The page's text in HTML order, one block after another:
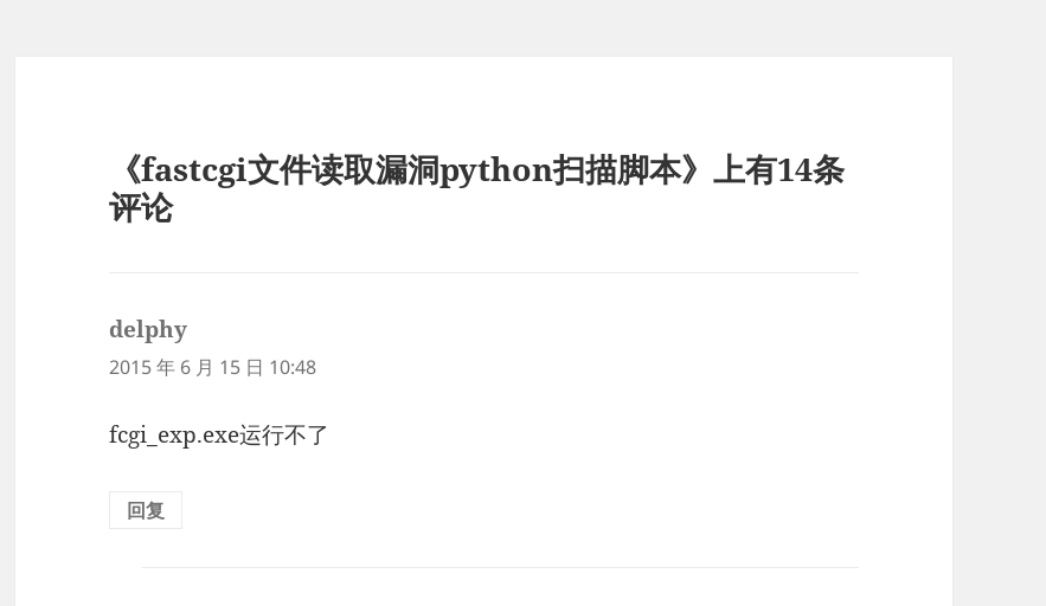
《fastcgi文件读取漏洞python扫描脚本》上有14条
评论
delphy
道：
2015 年 6 月 15 日 10:48
fcgi_exp.exe运行不了
回复